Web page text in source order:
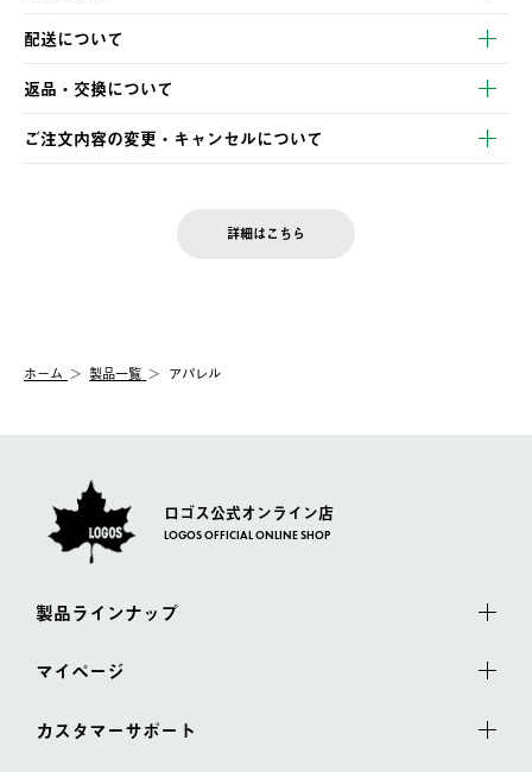
以下のいずれかの方法でお支払いいただけます。
・クレジットカード決済
・コンビニ決済
・Pay-easy決済
配送について
【発送スケジュール】
ご注文・ご入金完了より2営業日以内に商品を発送いたします。
土日祝の発送はございませんので、木曜日以降のご注文は週明け
の発送となる場合がございます。
【配送業者】
佐川急便にて配送されます。
返品・交換について
※お客様都合の場合
お客様都合の返品にかかる送料は、お客様ご負担とさせていただ
一度お手元の商品を返品いただき、ご希望商品を再注文してくだ
ご注文内容の変更・キャンセルについて
LOGOS FAMILY会員の方は、会員マイページ内 購入履歴画面に
詳細はこちら
ホーム 製品一覧 アパレル
ロゴス公式オンライン店
LOGOS OFFICIAL ONLINE SHOP
製品ラインナップ
マイページ
カスタマーサポート